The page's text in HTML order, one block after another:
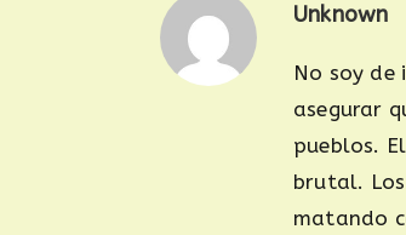
Unknown
No soy de
asegurar
pueblos.
brutal.
matando